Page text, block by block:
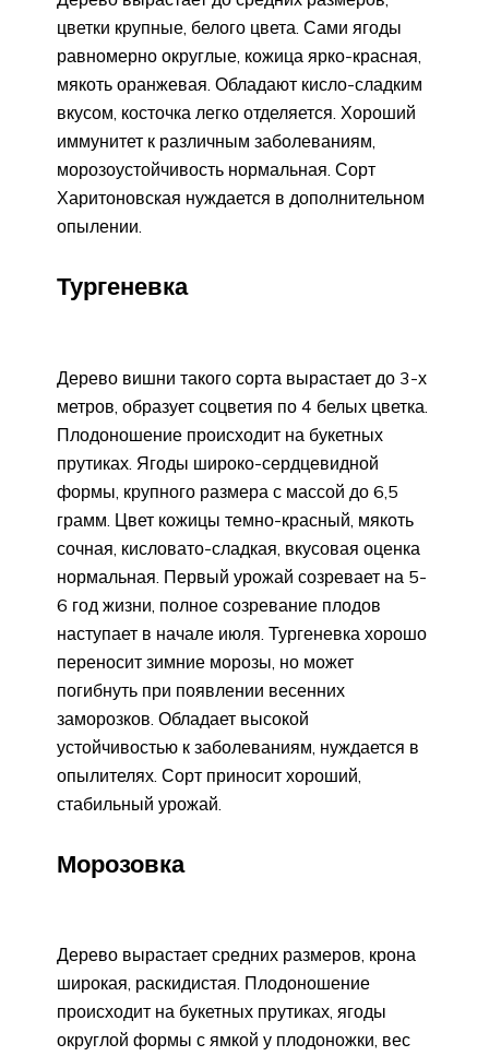
цветки крупные, белого цвета. Сами ягоды
равномерно округлые, кожица ярко-красная,
мякоть оранжевая. Обладают кисло-сладким
вкусом, косточка легко отделяется. Хороший
иммунитет к различным заболеваниям,
морозоустойчивость нормальная. Сорт
Харитоновская нуждается в дополнительном
опылении.
Тургеневка
Дерево вишни такого сорта вырастает до 3-х
метров, образует соцветия по 4 белых цветка.
Плодоношение происходит на букетных
прутиках. Ягоды широко-сердцевидной
формы, крупного размера с массой до 6,5
грамм. Цвет кожицы темно-красный, мякоть
сочная, кисловато-сладкая, вкусовая оценка
нормальная. Первый урожай созревает на 5-
6 год жизни, полное созревание плодов
наступает в начале июля. Тургеневка хорошо
переносит зимние морозы, но может
погибнуть при появлении весенних
заморозков. Обладает высокой
устойчивостью к заболеваниям, нуждается в
опылителях. Сорт приносит хороший,
стабильный урожай.
Морозовка
Дерево вырастает средних размеров, крона
широкая, раскидистая. Плодоношение
происходит на букетных прутиках, ягоды
округлой формы с ямкой у плодоножки, вес